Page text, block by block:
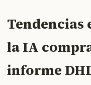
Tendencias
la IA
informe